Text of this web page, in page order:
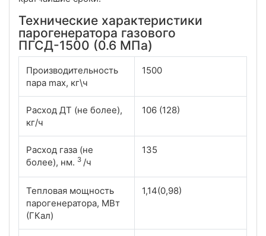
Технические характеристики
парогенератора газового
ПГСД-1500 (0.6 МПа)
Производительность
пара max, кг\ч
1500
Расход ДТ (не более),
кг/ч
106 (128)
Расход газа (не
более), нм. 3 /ч
135
Тепловая мощность
парогенератора, МВт
(ГКал)
1,14(0,98)